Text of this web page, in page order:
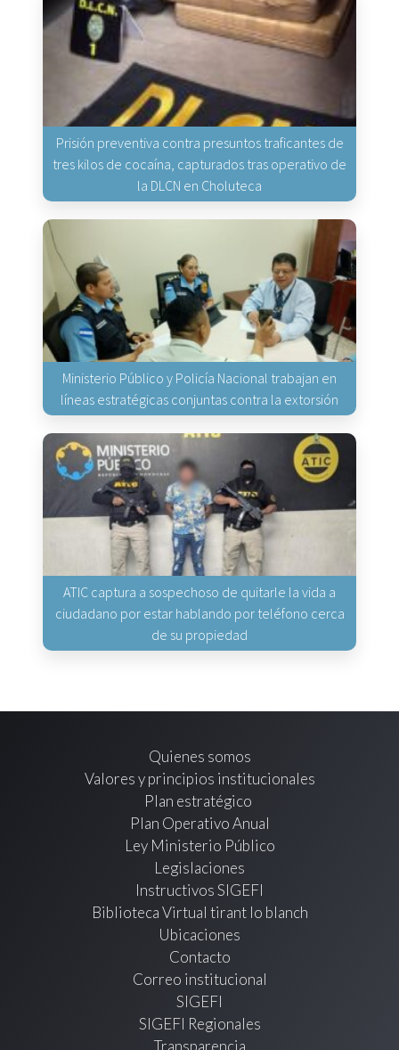
Prisión preventiva contra presuntos traficantes de
tres kilos de cocaína, capturados tras operativo de
la DLCN en Choluteca
Ministerio Público y Policía Nacional trabajan en
líneas estratégicas conjuntas contra la extorsión
ATIC captura a sospechoso de quitarle la vida a
ciudadano por estar hablando por teléfono cerca
de su propiedad
Quienes somos
Valores y principios institucionales
Plan estratégico
Plan Operativo Anual
Ley Ministerio Público
Legislaciones
Instructivos SIGEFI
Biblioteca Virtual tirant lo blanch
Ubicaciones
Contacto
Correo institucional
SIGEFI
SIGEFI Regionales
Transparencia